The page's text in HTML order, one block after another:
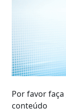
Por favor faça
conteúdo